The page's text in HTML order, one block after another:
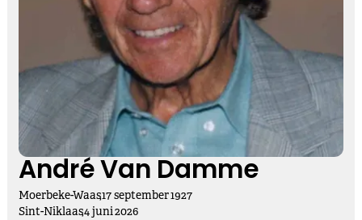
André Van Damme
Moerbeke-Waas,17september1927
Sint-Niklaas,4juni2026
Kies dit gedicht
Vasthouden bij afscheid
Afscheid nemen, is niet loslaten
Het is een andere manier van vasthouden
Kies dit gedicht